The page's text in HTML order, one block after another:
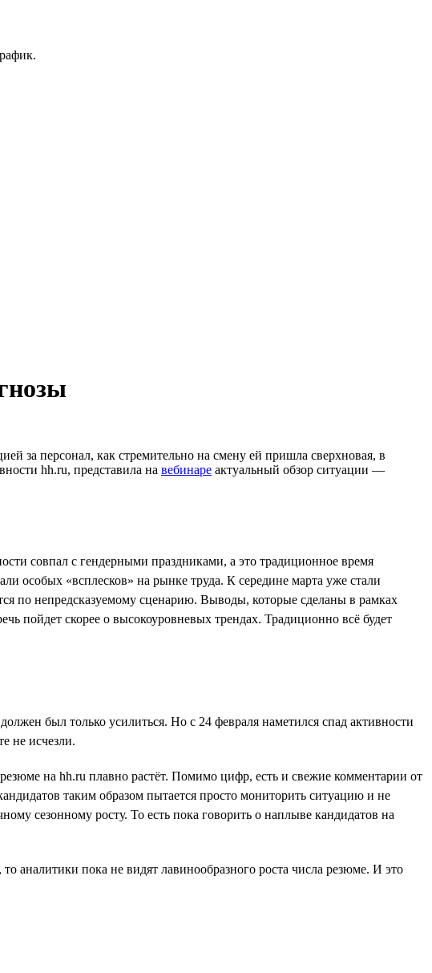
за персонал, как стремительно на смену ей пришла сверхновая, в
hh.ru, представила на вебинаре актуальный обзор ситуации —
совпал с гендерными праздниками, а это традиционное время
особых «всплесков» на рынке труда. К середине марта уже стали
по непредсказуемому сценарию. Выводы, которые сделаны в рамках
пойдет скорее о высокоуровневых трендах. Традиционно всё будет
был только усилиться. Но с 24 февраля наметился спад активности
не исчезли.
на hh.ru плавно растёт. Помимо цифр, есть и свежие комментарии от
таким образом пытается просто мониторить ситуацию и не
сезонному росту. То есть пока говорить о наплыве кандидатов на
аналитики пока не видят лавинообразного роста числа резюме. И это